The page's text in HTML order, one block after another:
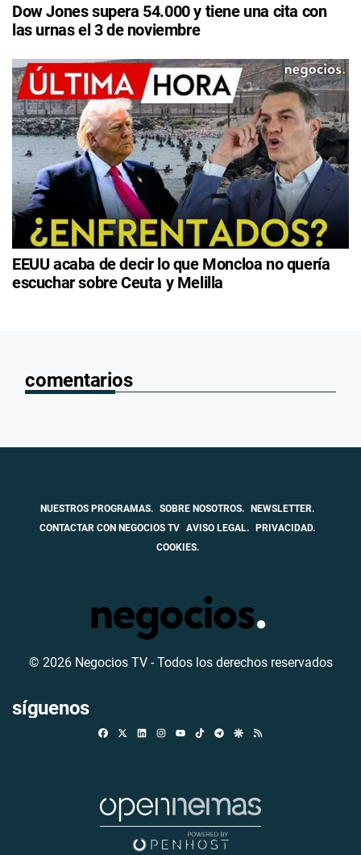
Dow Jones supera 54.000 y tiene una cita con
las urnas el 3 de noviembre
EEUU acaba de decir lo que Moncloa no quería
escuchar sobre Ceuta y Melilla
comentarios
NUESTROS PROGRAMAS. SOBRE NOSOTROS. NEWSLETTER.
CONTACTAR CON NEGOCIOS TV AVISO LEGAL. PRIVACIDAD.
COOKIES.
© 2026 Negocios TV - Todos los derechos reservados
síguenos
FacebookLinkedinInstagramTikTokTelegramGoogle Discover